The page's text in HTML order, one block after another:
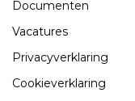
Documenten
Vacatures
Privacyverklaring
Cookieverklaring